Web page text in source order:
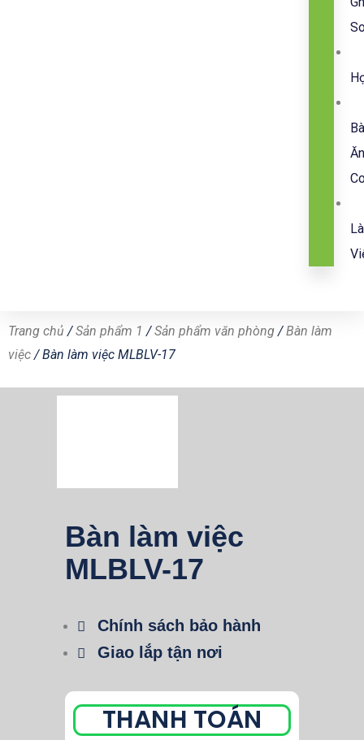
Trang chủ /Sản phẩm 1 /Sản phẩm văn phòng/Bàn làm
việc/ Bàn làm việc MLBLV-17
Bàn làm việc
MLBLV-17
Chính sách bảo hành
Giao lắp tận nơi
THANH TOÁN